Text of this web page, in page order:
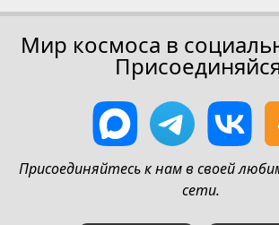
Мир космоса в
Присоединяйтесь к нам в своей
сети.